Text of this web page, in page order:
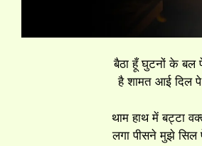
बैठा हूँ घुटनों के बल
है शामत आई दिल पे
थाम हाथ में बट्टा
लगा पीसने मुझे सिल